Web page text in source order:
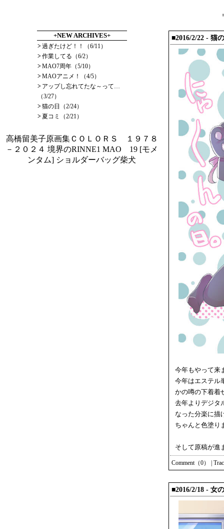
+NEW ARCHIVES+
>過ぎたけど！！（6/11）
>作業してる（6/2）
>MAO7周年（5/10）
>MAOアニメ！（4/5）
> アップし忘れてたな～って…
（3/27）
>猫の日（2/24）
>夏コミ（2/21）
高橋留美子原画集ＣＯＬＯＲＳ １９７８
－２０２４ 境界のRINNE1 MAO 19 [モメ
ンタム] ショルダーバッグ柴犬
■2016/2/22 - 猫
今年もやって来
今年はエステル
かの噂の下着着
去年よりデジタ
なった分楽に描
ちゃんと色塗り
そして原稿が進
Comment（0）
■2016/2/18 - 女